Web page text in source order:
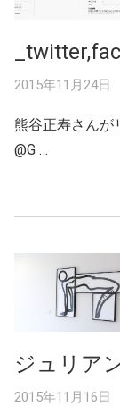
2015年11月24日
熊谷正寿さんが
@G …
ジュリア
2015年11月16日